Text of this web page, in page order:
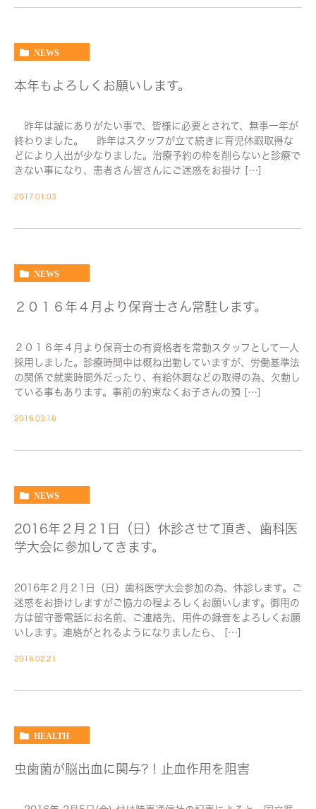
NEWS
本年もよろしくお願いします。
昨年は誠にありがたい事で、皆様に必要とされて、無事一年が
終わりました。 昨年はスタッフが立て続きに育児休暇取得な
どにより人出が少なりました。治療予約の枠を削らないと診療で
きない事になり、患者さん皆さんにご迷惑をお掛け […]
2017.01.03
NEWS
２０１６年４月より保育士さん常駐します。
２０１６年４月より保育士の有資格者を常勤スタッフとして一人
採用しました。診療時間中は概ね出勤していますが、労働基準法
の関係で就業時間外だったり、有給休暇などの取得の為、欠勤し
ている事もあります。事前の約束なくお子さんの預 […]
2016.03.16
NEWS
2016年２月２1日（日）休診させて頂き、歯科医
学大会に参加してきます。
2016年２月２1日（日）歯科医学大会参加の為、休診します。ご
迷惑をお掛けしますがご協力の程よろしくお願いします。御用の
方は留守番電話にお名前、ご連絡先、用件の録音をよろしくお願
いします。連絡がとれるようになりましたら、 […]
2016.02.21
HEALTH
虫歯菌が脳出血に関与?！止血作用を阻害